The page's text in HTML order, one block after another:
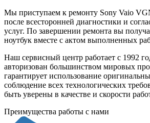
Мы приступаем к ремонту Sony Vaio
после всесторонней диагностики и
услуг. По завершении ремонта вы
ноутбук вместе с актом выполненных
Наш сервисный центр работает с 1992
авторизован большинством мировых
гарантирует использование
соблюдение всех технологических
быть уверены в качестве и скорости
Преимущества работы с нами